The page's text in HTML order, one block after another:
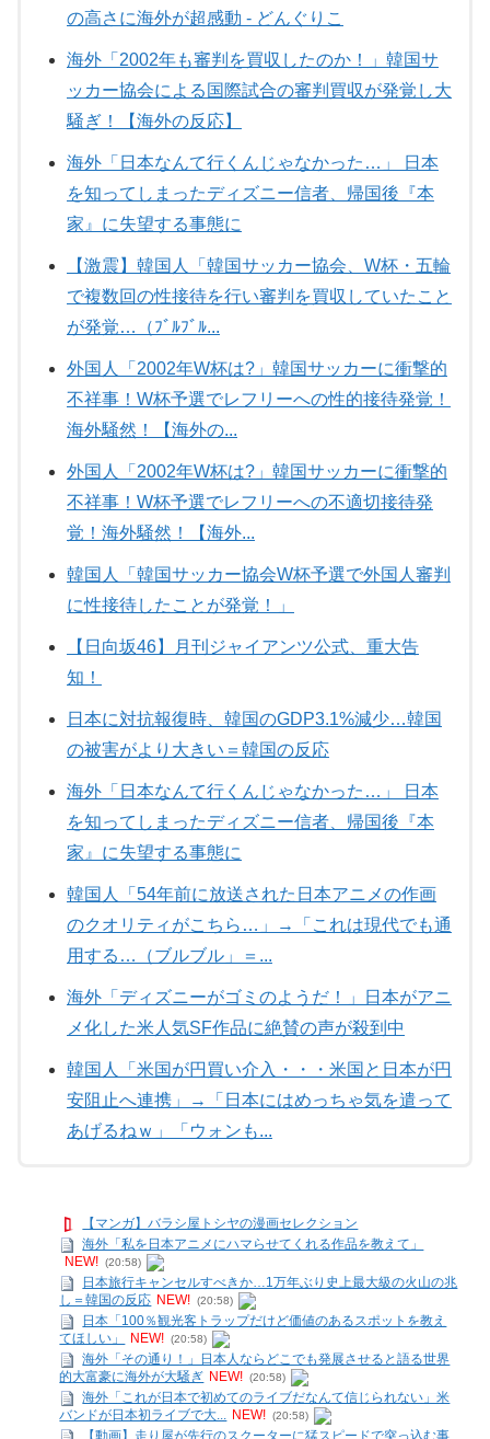
の高さに海外が超感動 - どんぐりこ
海外「2002年も審判を買収したのか！」韓国サ
ッカー協会による国際試合の審判買収が発覚し大
騒ぎ！【海外の反応】
海外「日本なんて行くんじゃなかった…」 日本
を知ってしまったディズニー信者、帰国後『本
家』に失望する事態に
【激震】韓国人「韓国サッカー協会、W杯・五輪
で複数回の性接待を行い審判を買収していたこと
が発覚…（ﾌﾞﾙﾌﾞﾙ...
外国人「2002年W杯は?」韓国サッカーに衝撃的
不祥事！W杯予選でレフリーへの性的接待発覚！
海外騒然！【海外の...
外国人「2002年W杯は?」韓国サッカーに衝撃的
不祥事！W杯予選でレフリーへの不適切接待発
覚！海外騒然！【海外...
韓国人「韓国サッカー協会W杯予選で外国人審判
に性接待したことが発覚！」
【日向坂46】月刊ジャイアンツ公式、重大告
知！
日本に対抗報復時、韓国のGDP3.1%減少…韓国
の被害がより大きい＝韓国の反応
海外「日本なんて行くんじゃなかった…」 日本
を知ってしまったディズニー信者、帰国後『本
家』に失望する事態に
韓国人「54年前に放送された日本アニメの作画
のクオリティがこちら…」→「これは現代でも通
用する…（ブルブル」＝...
海外「ディズニーがゴミのようだ！」日本がアニ
メ化した米人気SF作品に絶賛の声が殺到中
韓国人「米国が円買い介入・・・米国と日本が円
安阻止へ連携」→「日本にはめっちゃ気を遣って
あげるねｗ」「ウォンも...
【マンガ】バラシ屋トシヤの漫画セレクション
海外「私を日本アニメにハマらせてくれる作品を教えて」
NEW! (20:58)
日本旅行キャンセルすべきか…1万年ぶり史上最大級の火山の兆
し＝韓国の反応 NEW! (20:58)
日本「100％観光客トラップだけど価値のあるスポットを教え
てほしい」
NEW! (20:58)
海外「その通り！」日本人ならどこでも発展させると語る世界
的大富豪に海外が大騒ぎ NEW! (20:58)
海外「これが日本で初めてのライブだなんて信じられない」米
バンドが日本初ライブで大... NEW! (20:58)
【動画】走り屋が先行のスクーターに猛スピードで突っ込む事